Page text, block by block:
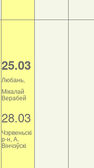
25.03
Любань,
Мікалай
Верабей
28.03
Чэрвеньскі
р-н, А.
Вінчэўскі